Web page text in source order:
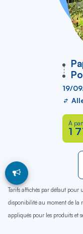
vers
19/
À
1
Tarifs affichés par défaut pour
disponibilité au moment de la
appliqués pour les produits et